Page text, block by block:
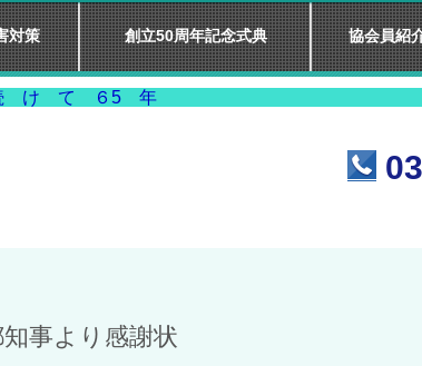
対策 創立50周年記念式典 協会員紹
続 け て
り感謝状